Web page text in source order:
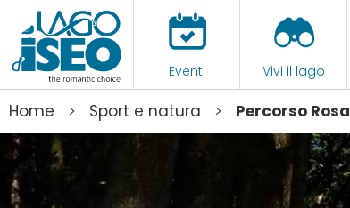
Eventi Vivi il lago
Home > Sport e natura > Percorso Rosa